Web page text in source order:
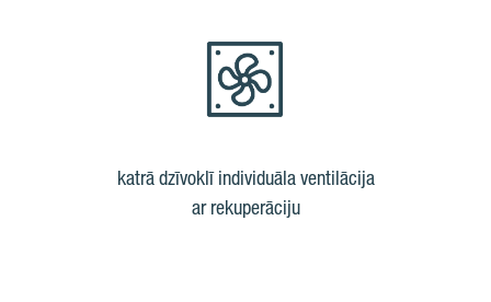
katrā dzīvoklī individuāla ventilācija
ar rekuperāciju